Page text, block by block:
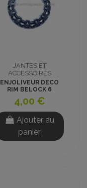
JANTES ET
ACCESSOIRES
ENJOLIVEUR DECO
RIM BELOCK 6
POUCES NOIR
4,00 €
Ajouter au
panier